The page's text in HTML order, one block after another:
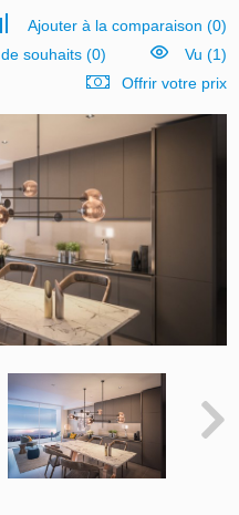
Ajouter à la comparaison (0)
souhaits(0)
Vu (1)
Offrir votre prix